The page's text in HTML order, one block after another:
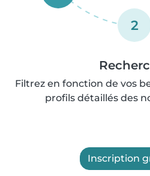
2
Filtrez en fonction de vos
profils détaillés des
Inscription